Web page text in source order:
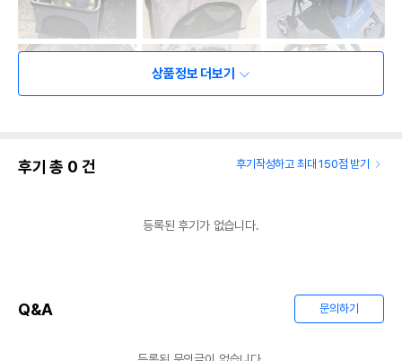
상품정보 더보기
후기 총 0 건 후기작성하고 최대 150점 받기
등록된 후기가 없습니다.
Q&A 문의하기